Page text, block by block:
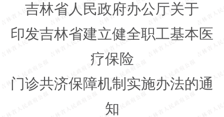
吉林省人民政府办公厅关于
印发吉林省建立健全职工基本医
疗保险
门诊共济保障机制实施办法的通
知